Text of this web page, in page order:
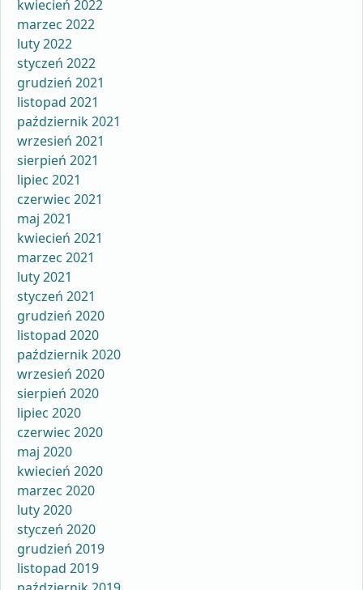
kwiecień 2022
marzec 2022
luty 2022
styczeń 2022
grudzień 2021
listopad 2021
październik 2021
wrzesień 2021
sierpień 2021
lipiec 2021
czerwiec 2021
maj 2021
kwiecień 2021
marzec 2021
luty 2021
styczeń 2021
grudzień 2020
listopad 2020
październik 2020
wrzesień 2020
sierpień 2020
lipiec 2020
czerwiec 2020
maj 2020
kwiecień 2020
marzec 2020
luty 2020
styczeń 2020
grudzień 2019
listopad 2019